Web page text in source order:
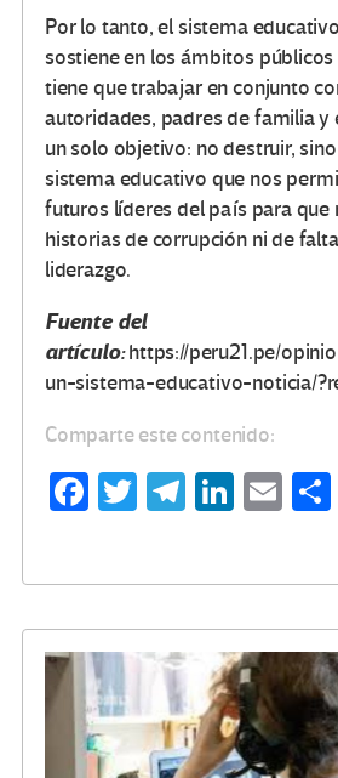
Por lo tanto, el sistema
sostiene en los ámbitos
tiene que trabajar en conjunto
autoridades, padres de familia y
un solo objetivo: no destruir,
sistema educativo que nos
futuros líderes del país para que
historias de corrupción ni de
liderazgo.
Fuente del
artículo:https://peru21.pe/
un-sistema-educativo-noticia/
Comparte este contenido:
Fa
o
k
T
Te
Li
n
E